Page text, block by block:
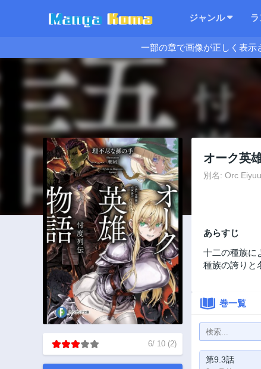
ジャンル
一部の章で画像が正しく表示
6/ 10 (2)
オーク英
別名: Orc
あらすじ
十二の種族に
種族の誇りと
巻一覧
第9.3話